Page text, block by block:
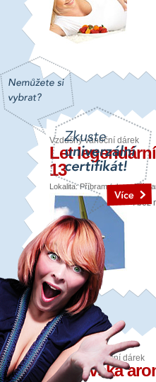
Vzdušný vánoční dárek
Let
13
Lokalita: Příbram (okres
I bez
Relaxační vánoční dárek
Královská